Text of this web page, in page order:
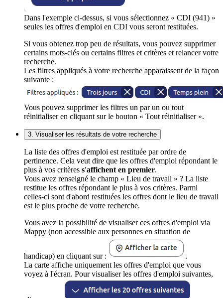
Dans l'exemple ci-dessus, si vous sélectionnez « CDI (941) »
seules les offres d'emploi en CDI vous seront restituées.
Si vous obtenez trop peu de résultats, vous pouvez supprimer
certains mots-clés ou certains filtres et critères et relancer votre
recherche.
Les filtres appliqués à votre recherche apparaissent de la façon
suivante :
Vous pouvez supprimer les filtres un par un ou tout
réinitialiser en cliquant sur le bouton « Tout réinitialiser ».
3. Visualiser les résultats de votre recherche
La liste des offres d'emploi est restituée par ordre de
pertinence. Cela veut dire que les offres d'emploi répondant le
plus à vos critères s'affichent en premier.
Vous avez renseigné le champ « Lieu de travail » ? La liste
restitue les offres répondant le plus à vos critères. Parmi
celles-ci sont d'abord restituées les offres dont le lieu de travail
est le plus proche de votre recherche.
Vous avez la possibilité de visualiser ces offres d'emploi via
Mappy (non accessible aux personnes en situation de
handicap) en cliquant sur :
.
La carte affiche uniquement les offres d'emploi que vous
voyez à l'écran. Pour visualiser les offres d'emploi suivantes,